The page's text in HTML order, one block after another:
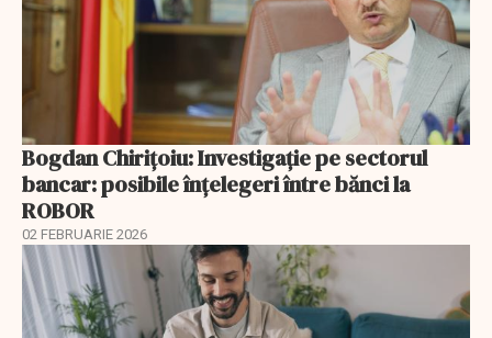
Bogdan Chirițoiu: Investigație pe sectorul
bancar: posibile înțelegeri între bănci la
ROBOR
02 FEBRUARIE 2026